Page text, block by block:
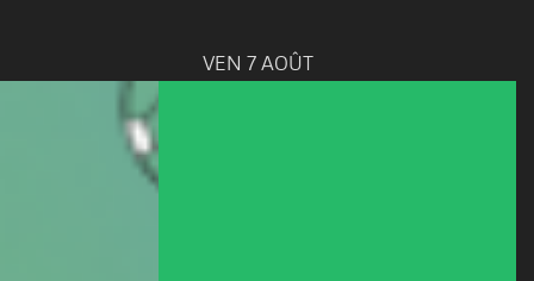
VEN 7 AOÛT